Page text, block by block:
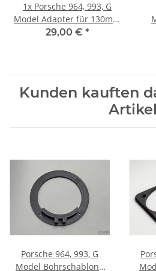
1x Porsche 964, 993, G
Model Adapter für 130mm
Lautsprecher für OEM Gitter
29,00 € *
Kunden kauften
Porsche 964, 993, G
Model Bohrschablone